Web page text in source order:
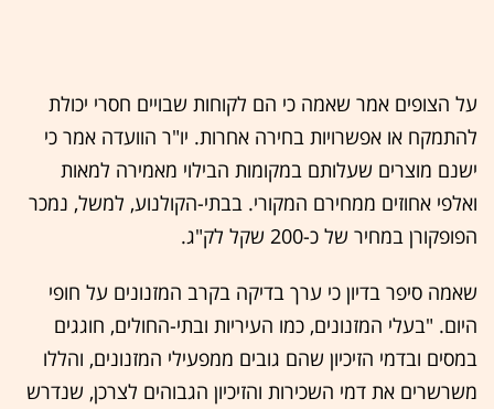
על הצופים אמר שאמה כי הם לקוחות שבויים חסרי יכולת
להתמקח או אפשרויות בחירה אחרות. יו"ר הוועדה אמר כי
ישנם מוצרים שעלותם במקומות הבילוי מאמירה למאות
ואלפי אחוזים ממחירם המקורי. בבתי-הקולנוע, למשל, נמכר
הפופקורן במחיר של כ-200 שקל לק"ג.
שאמה סיפר בדיון כי ערך בדיקה בקרב המזנונים על חופי
היום. "בעלי המזנונים, כמו העיריות ובתי-החולים, חוגגים
במסים ובדמי הזיכיון שהם גובים ממפעילי המזנונים, והללו
משרשרים את דמי השכירות והזיכיון הגבוהים לצרכן, שנדרש